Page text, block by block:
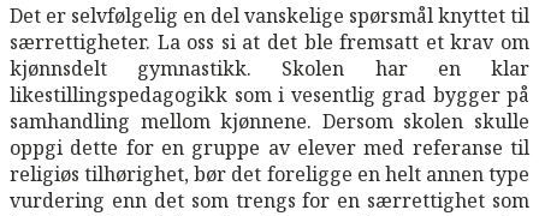
Det er selvfølgelig en del vanskelige spørsmål knyttet til
særrettigheter. La oss si at det ble fremsatt et krav om
kjønnsdelt gymnastikk. Skolen har en klar
likestillingspedagogikk som i vesentlig grad bygger på
samhandling mellom kjønnene. Dersom skolen skulle
oppgi dette for en gruppe av elever med referanse til
religiøs tilhørighet, bør det foreligge en helt annen type
vurdering enn det som trengs for en særrettighet som